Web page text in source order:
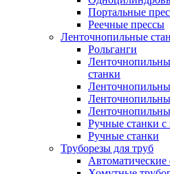
Портальные
Реечные прессы
Ленточнопильные
Рольганги
станки
Ручные станки с
Ручные станки
Труборезы для труб
Автоматические